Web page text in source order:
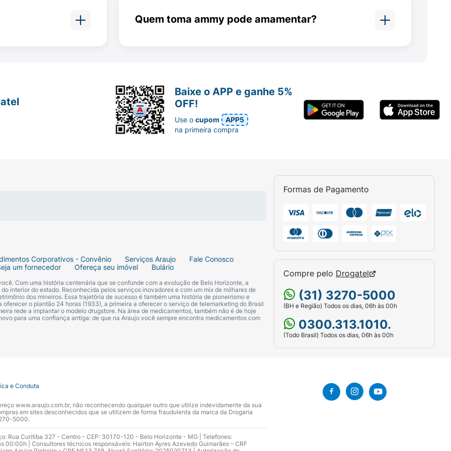
Ammy?
que variam de acordo com a sensibilidade de cada paciente.
alterações no padrão de sangramento menstrual, como ausência de menstruação ou
mais graves, como formação de coágulos sanguíneos, aumento da pressão arterial ou reações
sintoma incomum e procurar orientação médica caso experimente efeitos colaterais
alergia à drospirenona ou a qualquer outro componente da fórmula. Além disso, pacientes
graves, insuficiência renal, tumores hormonodependentes ou sangramento vaginal de causa
seu histórico de saúde antes de iniciar o uso do anticoncepcional.
conforme descrito na bula.
Quem toma ammy pode amamentar?
Corporativos - Convênio Serviços Araujo
Fale Conosco
um fornecedor Ofereça seu imóvel Bulário
Com uma história centenária que se confunde com a evolução de Belo Horizonte, a
interior do estado. Reconhecida pelos serviços inovadores e com um mix de milhares de
dos mineiros. Essa trajetória de sucesso é também uma história de pioneirismo e
o plantão 24 horas (1933), a primeira a oferecer o serviço de telemarketing do Brasil
rede a implantar o modelo drugstore. Na área de medicamentos, também não é de hoje
para uma confiança antiga: de que na Araujo você sempre encontra medicamentos com
Formas de Pagamento
Compre pelo Drogatel
(31) 3270-5000
(BH e Região) Todos os dias, 06h às 00h
0300.313.1010.
(Todo Brasil) Todos os dias, 06h às 00h
Baixe o APP e ganhe 5%
OFF!
Use ocupom
APP5
na primeira compra
e Conduta
www.araujo.com.br, não reconhecendo qualquer outro que utilize indevidamente da sua
em sites desconhecidos que se utilizem de forma fraudulenta da marca da Drogaria
5000.
Rua Curitiba 327 - Centro - CEP: 30170-120 - Belo Horizonte - MG | Telefones:
| Consultores técnicos responsáveis: Hairton Ayres Azevedo Guimarães – CRF